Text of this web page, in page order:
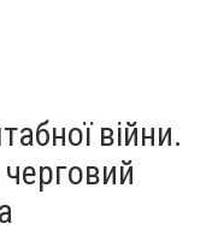
війни.